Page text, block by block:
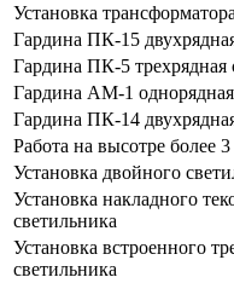
Установка трансформатора
Гардина ПК-15
Гардина ПК-5 трехрядная
Гардина АМ-1 однорядная
Гардина ПК-14
Работа на высотре более
Установка двойного
Установка накладного
светильника
Установка встроенного
светильника